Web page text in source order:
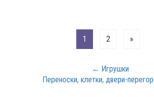
1 2 »
← Игрушки
Переноски, клетки, двери-